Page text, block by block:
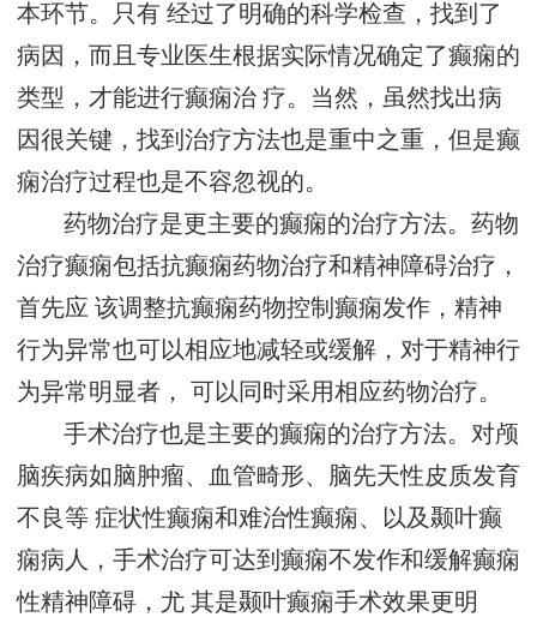
本环节。只有 经过了明确的科学检查，找到了
病因，而且专业医生根据实际情况确定了癫痫的
类型，才能进行癫痫治 疗。当然，虽然找出病
因很关键，找到治疗方法也是重中之重，但是癫
痫治疗过程也是不容忽视的。
药物治疗是更主要的癫痫的治疗方法。药物
治疗癫痫包括抗癫痫药物治疗和精神障碍治疗，
首先应 该调整抗癫痫药物控制癫痫发作，精神
行为异常也可以相应地减轻或缓解，对于精神行
为异常明显者， 可以同时采用相应药物治疗。
手术治疗也是主要的癫痫的治疗方法。对颅
脑疾病如脑肿瘤、血管畸形、脑先天性皮质发育
不良等 症状性癫痫和难治性癫痫、以及颞叶癫
痫病人，手术治疗可达到癫痫不发作和缓解癫痫
性精神障碍，尤 其是颞叶癫痫手术效果更明